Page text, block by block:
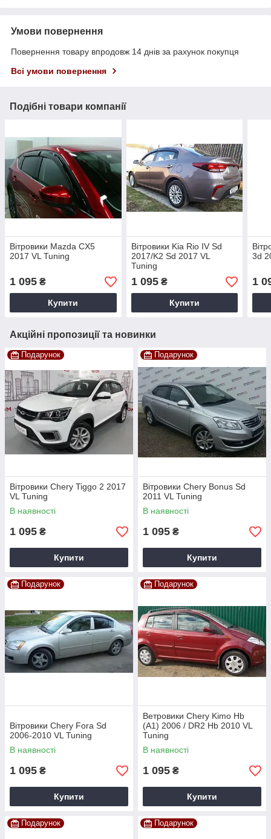
Умови повернення
Повернення товару впродовж 14 днів за рахунок покупця
Всі умови повернення
Подібні товари компанії
Вітровики Mazda CX5
2017 VL Tuning
1 095 ₴
Купити
Вітровики Kia Rio IV Sd
2017/K2 Sd 2017 VL
Tuning
1 095₴
Купити
3d
1
Акційні пропозиції та новинки
Подарунок
Вітровики Chery Tiggo 2 2017
VL Tuning
В наявності
1 095 ₴
Купити
Подарунок
Вітровики Chery Bonus Sd
2011 VL Tuning
В наявності
1 095 ₴
Купити
Подарунок
Вітровики Chery Fora Sd
2006-2010 VL Tuning
В наявності
1 095 ₴
Купити
Подарунок
Ветровики Chery Kimo Hb
(A1) 2006 / DR2 Hb 2010 VL
Tuning
В наявності
1 095 ₴
Купити
Подарунок Подарунок